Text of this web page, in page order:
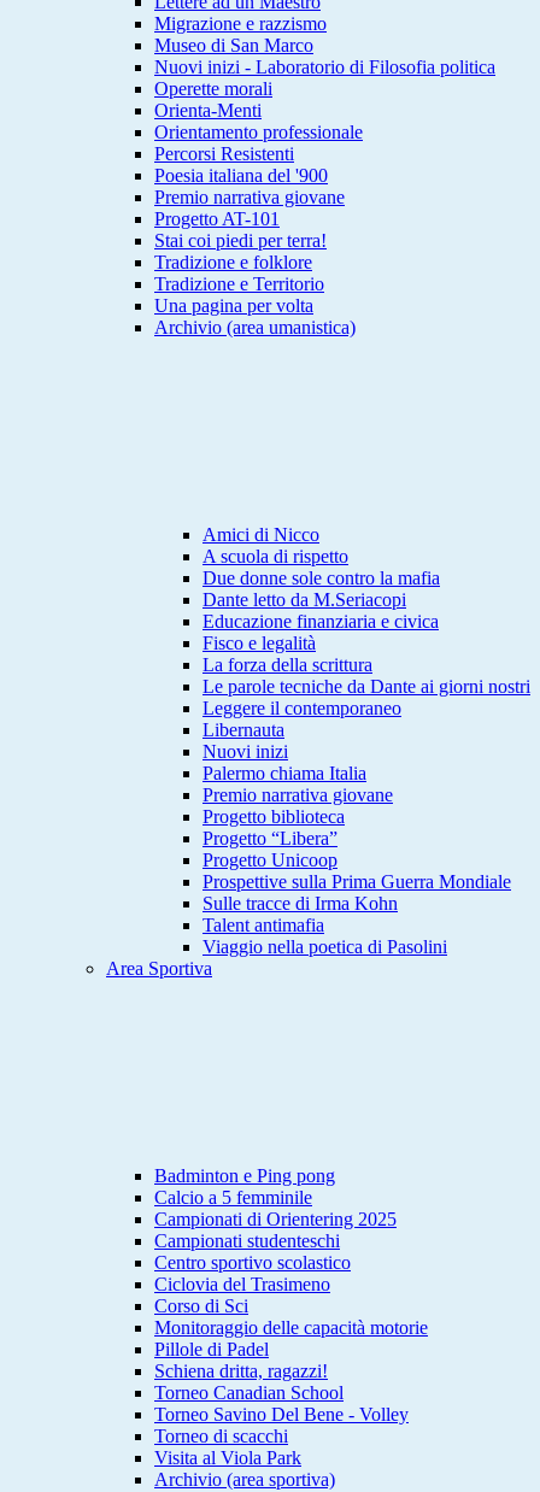
Migrazione e razzismo
Museo di San Marco
Nuovi inizi - Laboratorio di Filosofia politica
Operette morali
Orienta-Menti
Orientamento professionale
Percorsi Resistenti
Poesia italiana del '900
Premio narrativa giovane
Progetto AT-101
Stai coi piedi per terra!
Tradizione e folklore
Tradizione e Territorio
Una pagina per volta
Archivio (area umanistica)
Amici di Nicco
A scuola di rispetto
Due donne sole contro la mafia
Dante letto da M.Seriacopi
Educazione finanziaria e civica
Fisco e legalità
La forza della scrittura
Le parole tecniche da Dante ai giorni nostri
Leggere il contemporaneo
Libernauta
Nuovi inizi
Palermo chiama Italia
Premio narrativa giovane
Progetto biblioteca
Progetto “Libera”
Progetto Unicoop
Prospettive sulla Prima Guerra Mondiale
Sulle tracce di Irma Kohn
Talent antimafia
Viaggio nella poetica di Pasolini
Area Sportiva
Badminton e Ping pong
Calcio a 5 femminile
Campionati di Orientering 2025
Campionati studenteschi
Centro sportivo scolastico
Ciclovia del Trasimeno
Corso di Sci
Monitoraggio delle capacità motorie
Pillole di Padel
Schiena dritta, ragazzi!
Torneo Canadian School
Torneo Savino Del Bene - Volley
Torneo di scacchi
Visita al Viola Park
Archivio (area sportiva)